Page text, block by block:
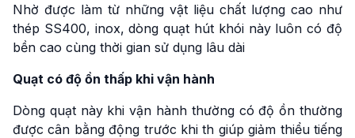
Nhờ được làm từ những vật liệu chất lượng cao như
thép SS400, inox, dòng quạt hút khói này luôn có độ
bền cao cùng thời gian sử dụng lâu dài
Quạt có độ ồn thấp khi vận hành
Dòng quạt này khi vận hành thường có độ ồn thường
được cân bằng động trước khi th giúp giảm thiểu tiếng